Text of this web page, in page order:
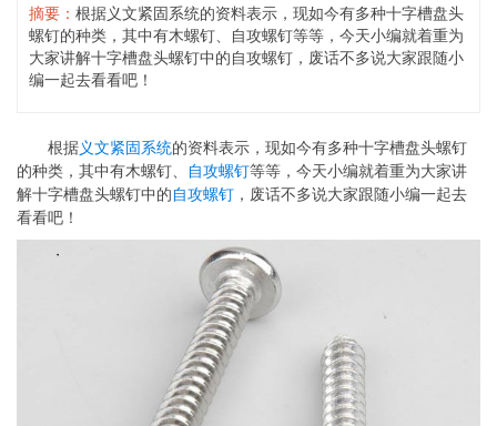
摘要： 根据义文紧固系统的资料表示，现如今有多种十字槽盘头
螺钉的种类，其中有木螺钉、自攻螺钉等等，今天小编就着重为
大家讲解十字槽盘头螺钉中的自攻螺钉，废话不多说大家跟随小
编一起去看看吧！
根据义文紧固系统的资料表示，现如今有多种十字槽盘头螺钉
的种类，其中有木螺钉、
自攻螺钉等等，今天小编就着重为大家讲
解十字槽盘头螺钉中的自攻螺钉 ，废话不多说大家跟随小编一起去
看看吧！